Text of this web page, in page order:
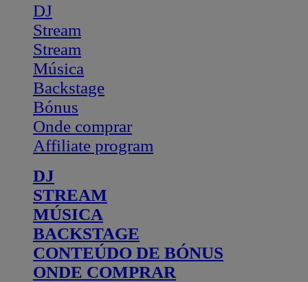
DJ
Stream
Stream
Música
Backstage
Bónus
Onde comprar
Affiliate program
DJ
STREAM
MÚSICA
BACKSTAGE
CONTEÚDO DE BÓNUS
ONDE COMPRAR